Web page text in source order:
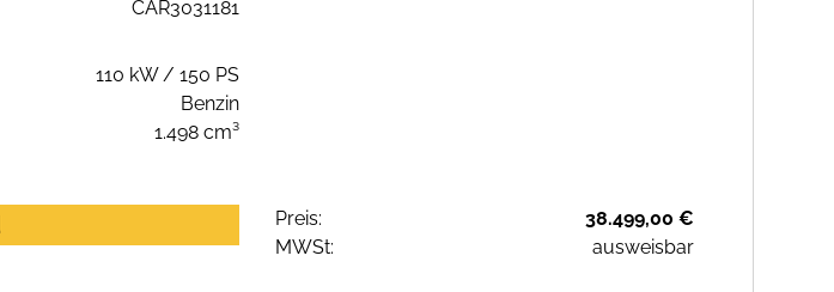
CAR3031181
110 kW / 150 PS
Benzin
1.498 cm³
Preis:
38.499,00 €
MWSt:
ausweisbar